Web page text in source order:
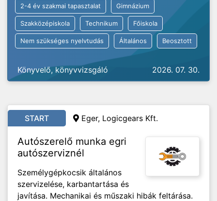
2-4 év szakmai tapasztalat Gimnázium
Szakközépiskola Technikum Főiskola
Nem szükséges nyelvtudás Általános Beosztott
Könyvelő, könyvvizsgáló 2026. 07. 30.
START Eger, Logicgears Kft.
Autószerelő munka egri
autószerviznél
Személygépkocsik általános
szervizelése, karbantartása és
javítása. Mechanikai és műszaki hibák feltárása.